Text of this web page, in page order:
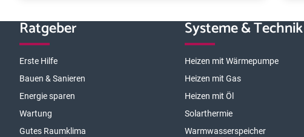
Ratgeber
Erste Hilfe
Bauen & Sanieren
Energie sparen
Wartung
Gutes Raumklima
Systeme & Technik
Heizen mit Wärmepumpe
Heizen mit Gas
Heizen mit Öl
Solarthermie
Warmwasserspeicher